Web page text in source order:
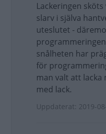
Lackeringen
slarv i själva
uteslutet -
snålheten har
för
man valt att
med lack.
Uppdaterat: 2019-